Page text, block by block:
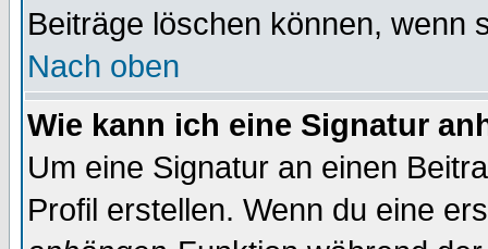
Beiträge löschen können, wenn
Nach oben
Wie kann ich eine Signatur
Um eine Signatur an einen
Profil erstellen. Wenn du eine